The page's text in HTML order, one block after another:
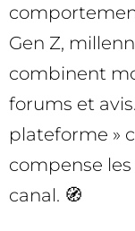
Gen Z,
combinent
forums et
plateforme »
compense
canal. 🧭